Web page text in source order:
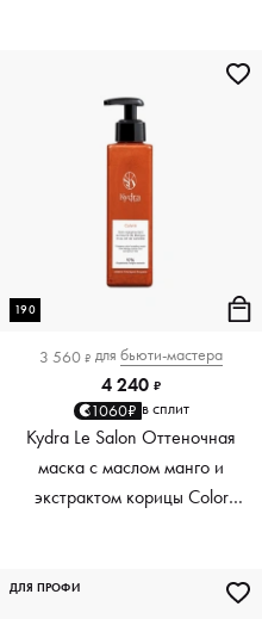
190
3 560 ₽ для бьюти-мастера
4 240 ₽
1060₽ в сплит
Kydra Le Salon Оттеночная
маска с маслом манго и
экстрактом корицы Color
ДЛЯ ПРОФИ